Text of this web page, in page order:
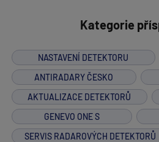
Kategorie
NASTAVENÍ DETEKTORU
ANTIRADARY ČESKO
AKTUALIZACE DETEKTORŮ
GENEVO ONE S
SERVIS RADAROVÝCH DETEKTORŮ